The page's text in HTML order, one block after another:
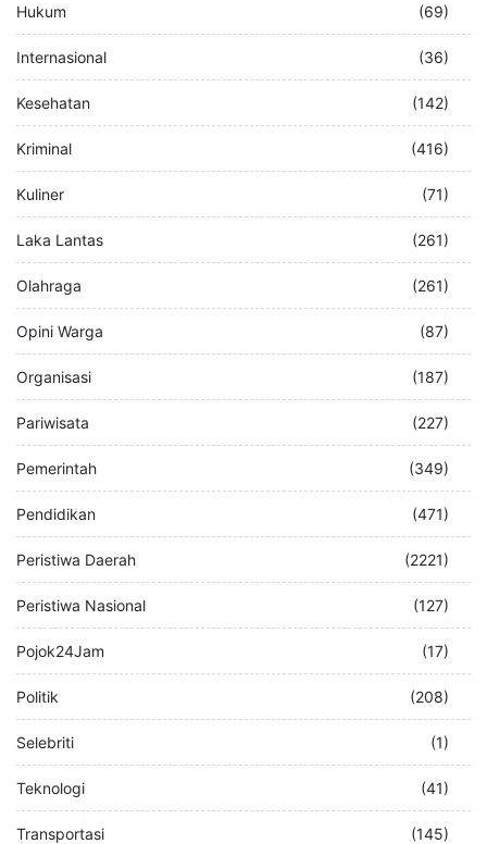
Hukum (69)
Internasional (36)
Kesehatan (142)
Kriminal (416)
Kuliner (71)
Laka Lantas (261)
Olahraga (261)
Opini Warga (87)
Organisasi (187)
Pariwisata (227)
Pemerintah (349)
Pendidikan (471)
Peristiwa Daerah (2221)
Peristiwa Nasional (127)
Pojok24Jam (17)
Politik (208)
Selebriti (1)
Teknologi (41)
Transportasi (145)